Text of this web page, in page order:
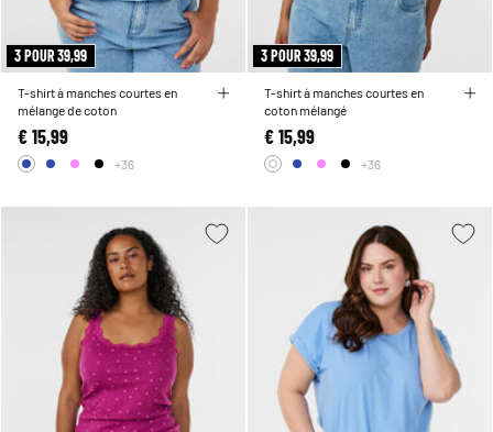
3 POUR 39,99
T-shirt à manches courtes en
mélange de coton
€ 15,99
+36
3 POUR 39,99
T-shirt à manches courtes en
coton mélangé
€ 15,99
+36